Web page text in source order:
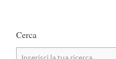
Cerca